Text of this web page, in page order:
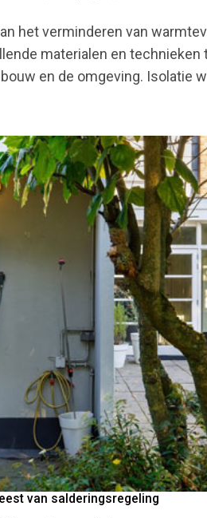
het verminderen van
materialen en technieken
en de omgeving. Isolatie
van salderingsregeling